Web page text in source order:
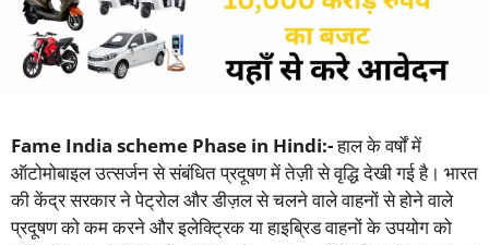
Fame India scheme Phase in Hindi:-हाल के वर्षों में
ऑटोमोबाइल उत्सर्जन से संबंधित प्रदूषण में तेज़ी से वृद्धि देखी गई है। भारत
की केंद्र सरकार ने पेट्रोल और डीज़ल से चलने वाले वाहनों से होने वाले
प्रदूषण को कम करने और इलेक्ट्रिक या हाइब्रिड वाहनों के उपयोग को